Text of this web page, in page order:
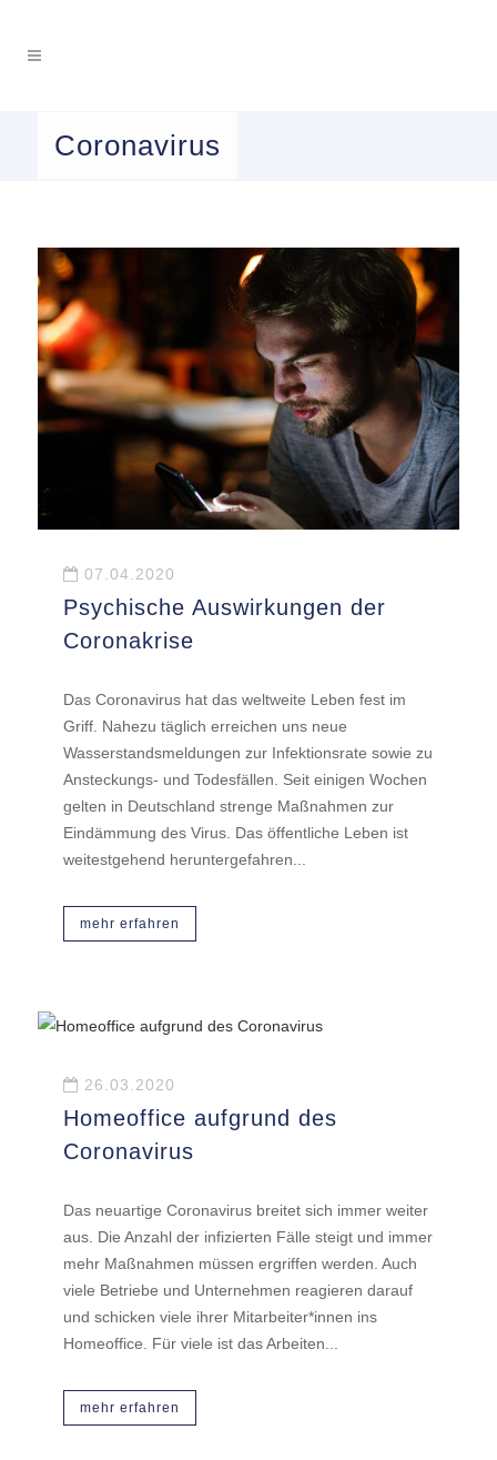
Coronavirus
07.04.2020
Psychische Auswirkungen der
Coronakrise
Das Coronavirus hat das weltweite Leben fest im
Griff. Nahezu täglich erreichen uns neue
Wasserstandsmeldungen zur Infektionsrate sowie zu
Ansteckungs- und Todesfällen. Seit einigen Wochen
gelten in Deutschland strenge Maßnahmen zur
Eindämmung des Virus. Das öffentliche Leben ist
weitestgehend heruntergefahren...
mehr erfahren
26.03.2020
Homeoffice aufgrund des
Coronavirus
Das neuartige Coronavirus breitet sich immer weiter
aus. Die Anzahl der infizierten Fälle steigt und immer
mehr Maßnahmen müssen ergriffen werden. Auch
viele Betriebe und Unternehmen reagieren darauf
und schicken viele ihrer Mitarbeiter*innen ins
Homeoffice. Für viele ist das Arbeiten...
mehr erfahren